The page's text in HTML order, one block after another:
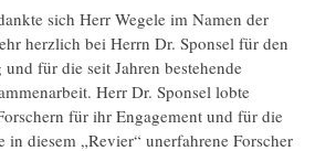
sich Herr Wegele im Namen der
herzlich bei Herrn Dr. Sponsel für den
für die seit Jahren bestehende
Herr Dr. Sponsel lobte
für ihr Engagement und für die
in diesem „Revier“ unerfahrene Forscher